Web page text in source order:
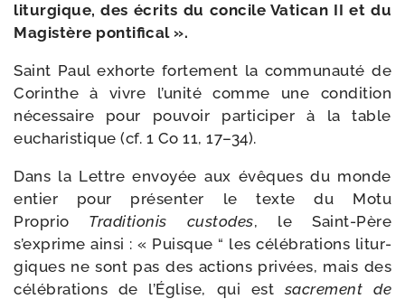
litur­gique, des écrits du concile Vatican II et du
Magistère pontifical ».
Saint Paul exhorte for­te­ment la com­mu­nau­té de
Corinthe à vivre l’unité comme une condi­tion
néces­saire pour pou­voir par­ti­ci­per à la table
eucha­ris­tique (cf. 1 Co 11, 17–34).
Dans la Lettre envoyée aux évêques du monde
entier pour pré­sen­ter le texte du Motu
Proprio Traditionis cus­todes, le Saint-​Père
s’exprime ain­si : « Puisque “ les célé­bra­tions litur­
giques ne sont pas des actions pri­vées, mais des
célé­bra­tions de l’Église, qui estsacre­ment de